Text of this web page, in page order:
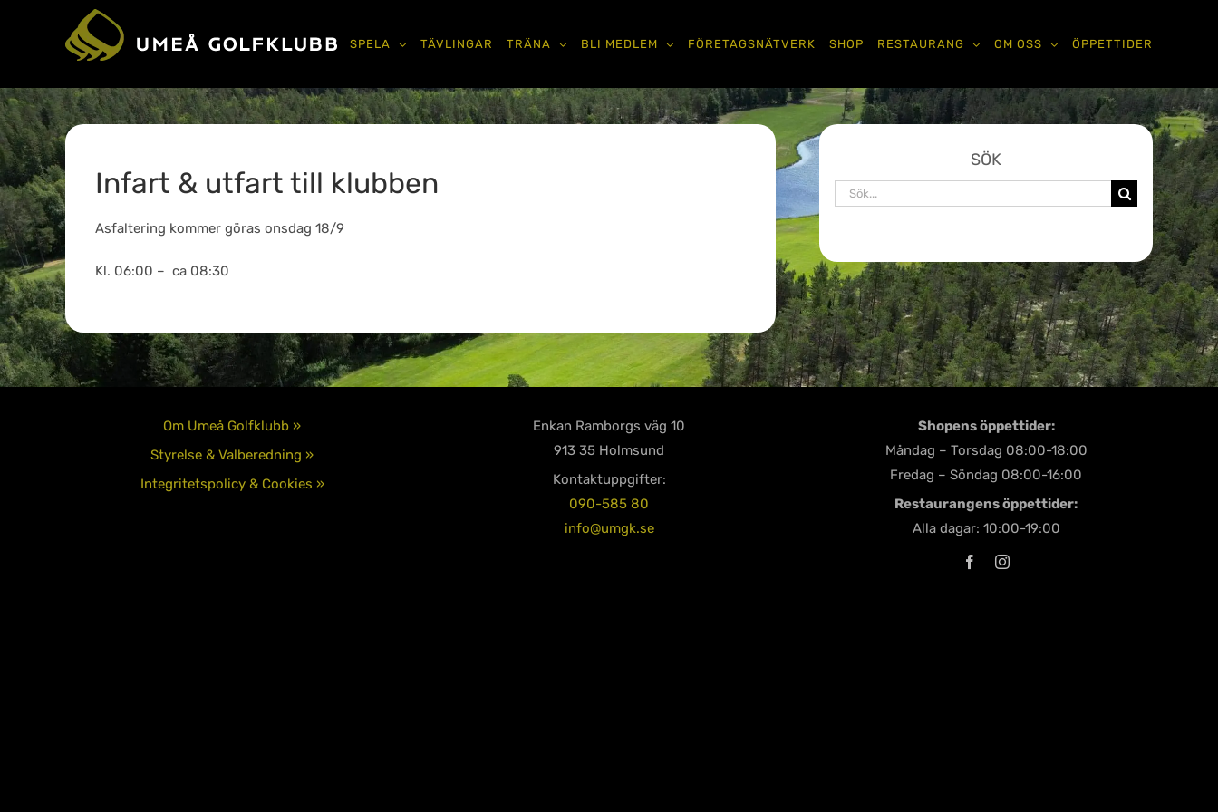
SPELA TÄVLINGAR TRÄNA BLI MEDLEM FÖRETAGSNÄTVERK SHOP RESTAURANG OM OSS ÖPPETTIDER
Infart & utfart till klubben
Asfaltering kommer göras onsdag 18/9
Kl. 06:00 – ca 08:30
SÖK
Sök
Om Umeå Golfklubb »
Styrelse & Valberedning »
Integritetspolicy & Cookies »
Enkan Ramborgs väg 10
913 35 Holmsund
Kontaktuppgifter:
090-585 80
info@umgk.se
Shopens öppettider:
Måndag – Torsdag 08:00-18:00
Fredag – Söndag 08:00-16:00
Restaurangens öppettider:
Alla dagar: 10:00-19:00